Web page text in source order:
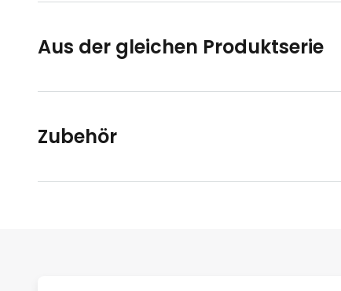
Aus der gleichen Produktserie
Zubehör